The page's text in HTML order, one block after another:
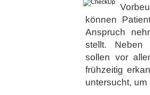
können
Anspruch
stellt. Neben
sollen vor
frühzeitig
untersucht,